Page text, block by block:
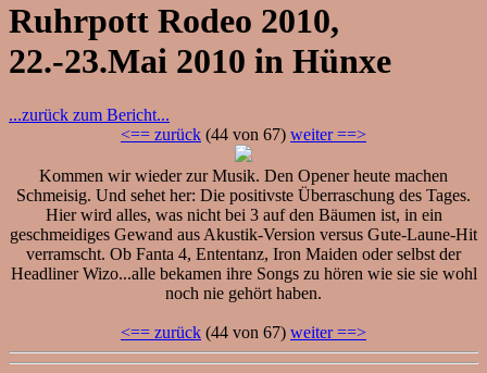
Ruhrpott Rodeo 2010,
22.-23.Mai 2010 in Hünxe
...zurück zum Bericht...
<== zurück (44 von 67) weiter ==>
Kommen wir wieder zur Musik. Den Opener heute machen
Schmeisig. Und sehet her: Die positivste Überraschung des Tages.
Hier wird alles, was nicht bei 3 auf den Bäumen ist, in ein
geschmeidiges Gewand aus Akustik-Version versus Gute-Laune-Hit
verramscht. Ob Fanta 4, Ententanz, Iron Maiden oder selbst der
Headliner Wizo...alle bekamen ihre Songs zu hören wie sie sie wohl
noch nie gehört haben.
<== zurück (44 von 67) weiter ==>